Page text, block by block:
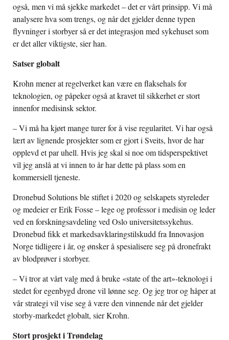
også, men vi må sjekke markedet – det er vårt prinsipp. Vi må
analysere hva som trengs, og når det gjelder denne typen
flyvninger i storbyer så er det integrasjon med sykehuset som
er det aller viktigste, sier han.
Satser globalt
Krohn mener at regelverket kan være en flaksehals for
teknologien, og påpeker også at kravet til sikkerhet er stort
innenfor medisinsk sektor.
– Vi må ha kjørt mange turer for å vise regularitet. Vi har også
lært av lignende prosjekter som er gjort i Sveits, hvor de har
opplevd et par uhell. Hvis jeg skal si noe om tidsperspektivet
vil jeg anslå at vi innen to år har dette på plass som en
kommersiell tjeneste.
Dronebud Solutions ble stiftet i 2020 og selskapets styreleder
og medeier er Erik Fosse – lege og professor i medisin og leder
ved en forskningsavdeling ved Oslo universitetssykehus.
Dronebud fikk et markedsavklaringstilskudd fra Innovasjon
Norge tidligere i år, og ønsker å spesialisere seg på dronefrakt
av blodprøver i storbyer.
– Vi tror at vårt valg med å bruke «state of the art»-teknologi i
stedet for egenbygd drone vil lønne seg. Og jeg tror og håper at
vår strategi vil vise seg å være den vinnende når det gjelder
storby-markedet globalt, sier Krohn.
Stort prosjekt i Trøndelag